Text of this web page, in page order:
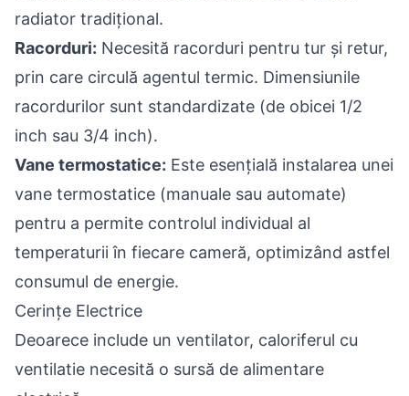
radiator tradițional.
Racorduri: Necesită racorduri pentru tur și retur,
prin care circulă agentul termic. Dimensiunile
racordurilor sunt standardizate (de obicei 1/2
inch sau 3/4 inch).
Vane termostatice: Este esențială instalarea unei
vane termostatice (manuale sau automate)
pentru a permite controlul individual al
temperaturii în fiecare cameră, optimizând astfel
consumul de energie.
Cerințe Electrice
Deoarece include un ventilator, caloriferul cu
ventilatie necesită o sursă de alimentare